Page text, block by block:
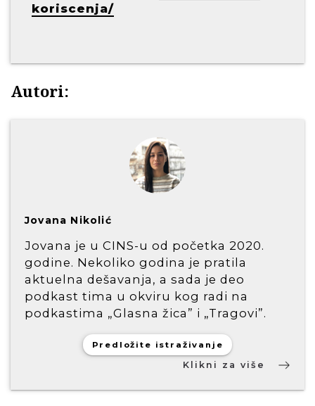
koriscenja/
Autori:
Jovana Nikolić
Jovana je u CINS-u od početka 2020.
godine. Nekoliko godina je pratila
aktuelna dešavanja, a sada je deo
podkast tima u okviru kog radi na
podkastima „Glasna žica” i „Tragovi”.
u internet redakciji dnevnog lista
Danas. Završila je Fakultet političkih
Predložite istraživanje
Klikni za više